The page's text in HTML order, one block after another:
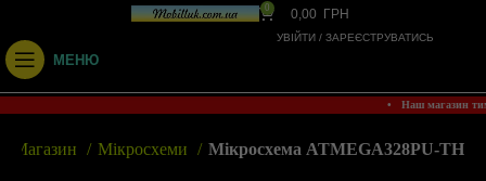
0 0,00 ГРН
УВІЙТИ / ЗАРЕЄСТРУВАТИСЬ
МЕНЮ
• Наш магазин
Магазин Мікросхеми Мікросхема ATMEGA328PU-TH